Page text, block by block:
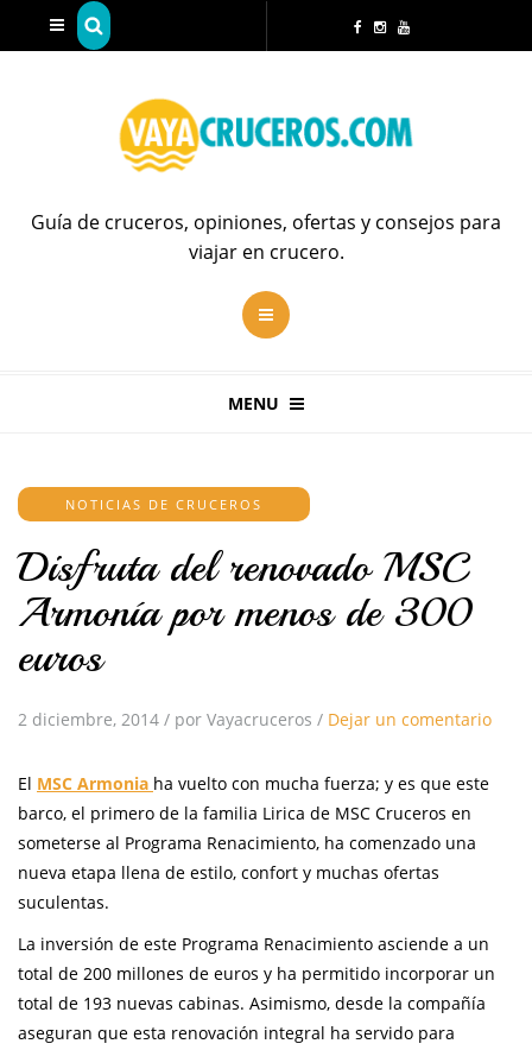
Guía de cruceros, opiniones, ofertas y consejos para
viajar en crucero.
MENU
NOTICIAS DE CRUCEROS
Disfruta del renovado MSC
Armonía por menos de 300
euros
2 diciembre, 2014 / por Vayacruceros / Dejar un comentario
El MSC Armonia ha vuelto con mucha fuerza; y es que este
barco, el primero de la familia Lirica de MSC Cruceros en
someterse al Programa Renacimiento, ha comenzado una
nueva etapa llena de estilo, confort y muchas ofertas
suculentas.
La inversión de este Programa Renacimiento asciende a un
total de 200 millones de euros y ha permitido incorporar un
total de 193 nuevas cabinas. Asimismo, desde la compañía
aseguran que esta renovación integral ha servido para